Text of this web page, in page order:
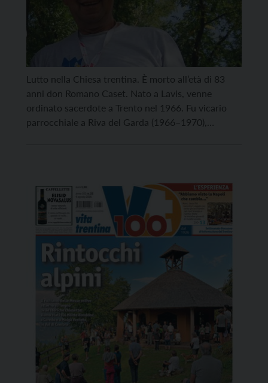
Lutto nella Chiesa trentina. È morto all’età di 83
anni don Romano Caset. Nato a Lavis, venne
ordinato sacerdote a Trento nel 1966. Fu vicario
parrocchiale a Riva del Garda (1966–1970),